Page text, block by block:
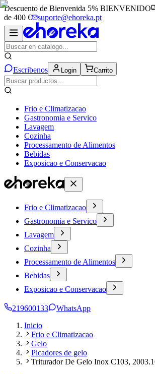
Descuento de Bienvenida 5% BIENVENIDO
de 400 €
suporte@ehoreka.pt
Escribenos Login Carrito
Frio e Climatizacao
Gastronomia e Servico
Lavagem
Cozinha
Processamento de Alimentos
Bebidas
Exposicao e Conservacao
Frio e Climatizacao
Gastronomia e Servico
Lavagem
Cozinha
Processamento de Alimentos
Bebidas
Exposicao e Conservacao
219600133
WhatsApp
Inicio
Frio e Climatizacao
Gelo
Picadores de gelo
Triturador De Gelo Inox C103,